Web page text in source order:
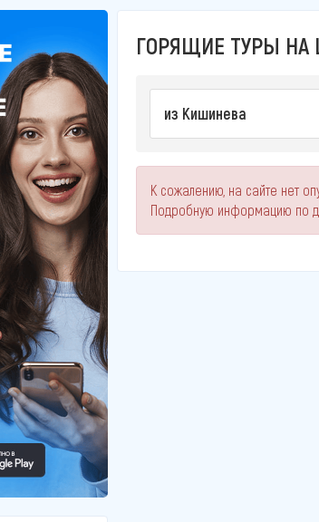
ГОРЯЩИЕ ТУРЫ
из Кишинева
К сожалению, на сайте нет
Подробную информацию по